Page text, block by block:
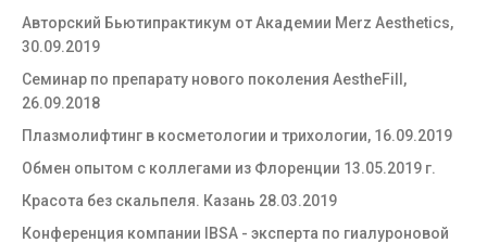
Авторский Бьютипрактикум от Академии Merz Aesthetics,
30.09.2019
Семинар по препарату нового поколения AestheFill,
26.09.2018
Плазмолифтинг в косметологии и трихологии, 16.09.2019
Обмен опытом с коллегами из Флоренции 13.05.2019 г.
Красота без скальпеля. Казань 28.03.2019
Конференция компании IBSA - эксперта по гиалуроновой